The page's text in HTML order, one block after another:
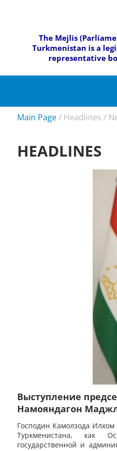
The Mejlis
Turkmenistan is a
representative
Main Page / Headlines /
HEADLINES
Выступление
Намояндагон
государственному
самоуправлению
конференции под
Господин Камолзода
Туркменистана, как
государственной и